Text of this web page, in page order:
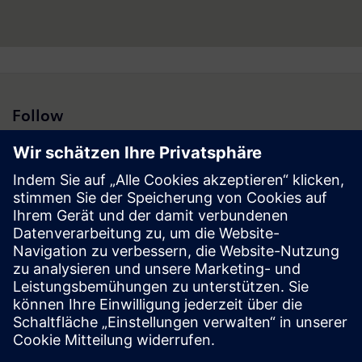
Follow
Presse | Unternehmen | Siemens
© Siemens 1996 – 2026
Impressum
Datenschutz
Cookie Richtlinien